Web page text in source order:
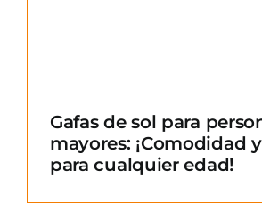
Gafas de sol para
mayores: ¡Comodidad
para cualquier edad!